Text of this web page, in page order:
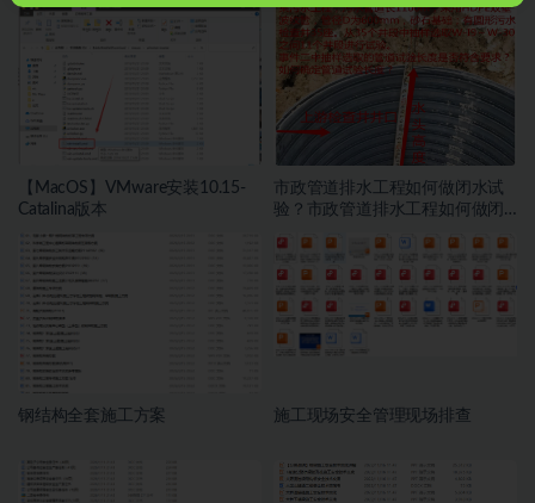
【MacOS】VMware安装10.15-
Catalina版本
市政管道排水工程如何做闭水试
验？市政管道排水工程如何做闭
钢结构全套施工方案 施工现场安全管理现场排查